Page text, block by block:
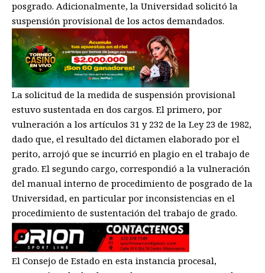
posgrado. Adicionalmente, la Universidad solicitó la
suspensión provisional de los actos demandados.
La solicitud de la medida de suspensión provisional
estuvo sustentada en dos cargos. El primero, por
vulneración a los artículos 31 y 232 de la Ley 23 de 1982,
dado que, el resultado del dictamen elaborado por el
perito, arrojó que se incurrió en plagio en el trabajo de
grado. El segundo cargo, correspondió a la vulneración
del manual interno de procedimiento de posgrado de la
Universidad, en particular por inconsistencias en el
procedimiento de sustentación del trabajo de grado.
El Consejo de Estado en esta instancia procesal,